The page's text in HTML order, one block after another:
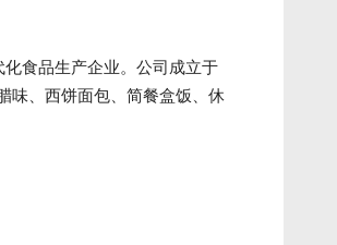
食品生产企业。公司成立于
味、西饼面包、简餐盒饭、休